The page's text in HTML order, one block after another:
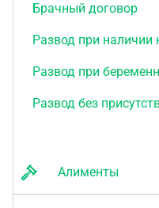
Брачный договор
Развод при наличии
Развод при
Развод без
Алименты